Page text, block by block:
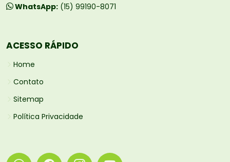
WhatsApp: (15) 99190-8071
ACESSO RÁPIDO
Home
Contato
Sitemap
Política Privacidade